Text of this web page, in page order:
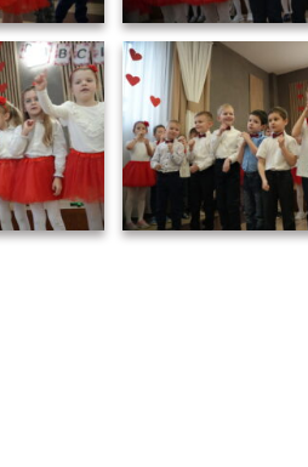
DSC01839